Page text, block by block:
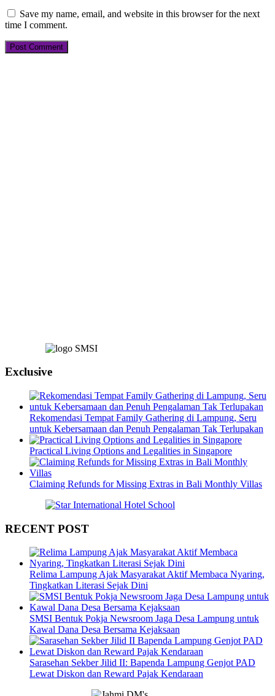
Save my name, email, and website in this browser for the next
time I comment.
Exclusive
Rekomendasi Tempat Family Gathering di Lampung, Seru
untuk Kebersamaan dan Penuh Pengalaman Tak Terlupakan
Practical Living Options and Legalities in Singapore
Claiming Refunds for Missing Extras in Bali Monthly Villas
RECENT POST
Relima Lampung Ajak Masyarakat Aktif Membaca Nyaring,
Tingkatkan Literasi Sejak Dini
SMSI Bentuk Pokja Newsroom Jaga Desa Lampung untuk
Kawal Dana Desa Bersama Kejaksaan
Sarasehan Sekber Jilid II: Bapenda Lampung Genjot PAD
Lewat Diskon dan Reward Pajak Kendaraan